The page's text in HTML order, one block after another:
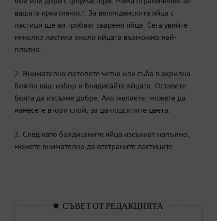
вашата креативност. За великденските яйца с
ластици ще ви трябват сварени яйца. Сега увийте
няколко ластика около яйцата възможно най-
плътно.
2. Внимателно потопете четка или гъба в акрилна
боя по ваш избор и боядисайте яйцата. Оставете
боята да изсъхне добре. Ако желаете, можете да
нанесете втори слой, за да подсилите цвета.
3. След като боядисаните яйца изсъхнат напълно,
можете внимателно да отстраните ластиците.